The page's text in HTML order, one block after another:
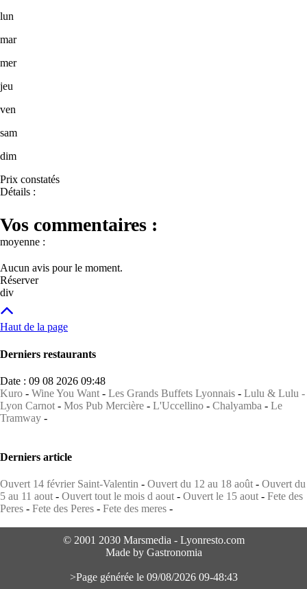
lun
mar
mer
jeu
ven
sam
dim
Prix constatés
Détails :
Vos commentaires :
moyenne :
Aucun avis pour le moment.
Réserver
div
Haut de la page
Derniers restaurants
Date : 09 08 2026 09:48
Kuro - Wine You Want - Les Grands Buffets Lyonnais - Lulu & Lulu -
Lyon Carnot - Mos Pub Mercière - L'Uccellino - Chalyamba - Le
Tramway -
Derniers article
Ouvert 14 février Saint-Valentin - Ouvert du 12 au 18 août - Ouvert du
5 au 11 aout - Ouvert tout le mois d aout - Ouvert le 15 aout - Fete des
Peres - Fete des Peres - Fete des meres -
© 2001 2030 Marsmedia - Lyonresto.com
Made by Gastronomia
>Page générée le 09/08/2026 09-48:43